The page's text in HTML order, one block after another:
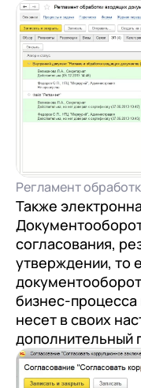
Регламент
Также
согласования,
утверждении, то
бизнес-
несет в своих
дополнительный